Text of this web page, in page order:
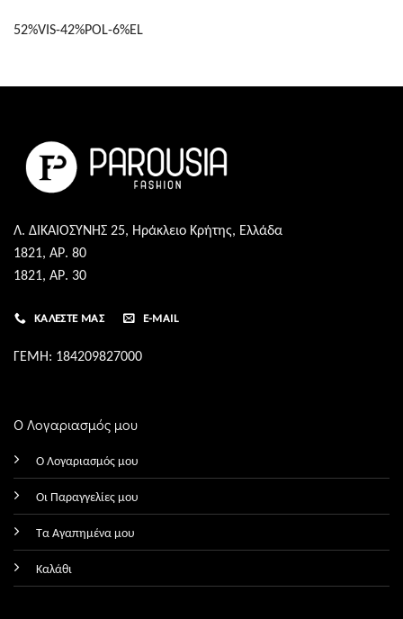
52%VIS-42%POL-6%EL
Λ. ΔΙΚΑΙΟΣΥΝΗΣ 25, Ηράκλειο Κρήτης, Ελλάδα
1821, ΑΡ. 80
1821, ΑΡ. 30
ΚΑΛΈΣΤΕ ΜΑΣ E-MAIL
ΓΕΜΗ: 184209827000
Ο Λογαριασμός μου
Ο Λογαριασμός μου
Οι Παραγγελίες μου
Τα Αγαπημένα μου
Καλάθι